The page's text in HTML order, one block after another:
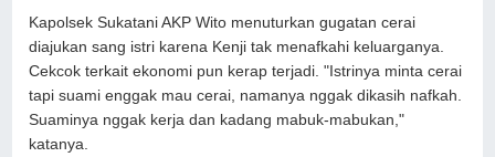
Kapolsek Sukatani AKP Wito menuturkan gugatan cerai
diajukan sang istri karena Kenji tak menafkahi keluarganya.
Cekcok terkait ekonomi pun kerap terjadi. "Istrinya minta cerai
tapi suami enggak mau cerai, namanya nggak dikasih nafkah.
Suaminya nggak kerja dan kadang mabuk-mabukan,"
katanya.